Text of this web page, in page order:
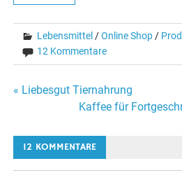
Lebensmittel /Online Shop /
12 Kommentare
Beitragsnavigation
« Liebesgut Tiernahrung
Kaffee für
12 KOMMENTARE